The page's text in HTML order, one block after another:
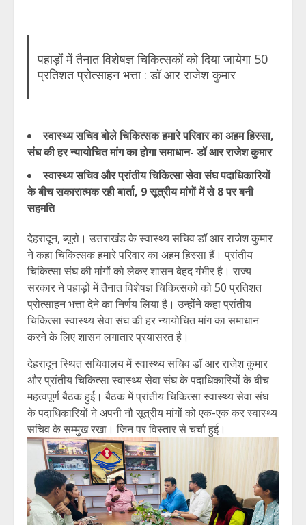
पहाड़ों में तैनात विशेषज्ञ चिकित्सकों को दिया जायेगा 50
प्रतिशत प्रोत्साहन भत्ता : डॉ आर राजेश कुमार
स्वास्थ्य सचिव बोले चिकित्सक हमारे परिवार का अहम हिस्सा,
संघ की हर न्यायोचित मांग का होगा समाधान- डॉ आर राजेश कुमार
स्वास्थ्य सचिव और प्रांतीय चिकित्सा सेवा संघ पदाधिकारियों
के बीच सकारात्मक रही बार्ता, 9 सूत्रीय मांगों में से 8 पर बनी
सहमति
देहरादून, ब्यूरो। उत्तराखंड के स्वास्थ्य सचिव डॉ आर राजेश कुमार
ने कहा चिकित्सक हमारे परिवार का अहम हिस्सा हैं। प्रांतीय
चिकित्सा संघ की मांगों को लेकर शासन बेहद गंभीर है। राज्य
सरकार ने पहाड़ों में तैनात विशेषज्ञ चिकित्सकों को 50 प्रतिशत
प्रोत्साहन भत्ता देने का निर्णय लिया है। उन्होंने कहा प्रांतीय
चिकित्सा स्वास्थ्य सेवा संघ की हर न्यायोचित मांग का समाधान
करने के लिए शासन लगातार प्रयासरत है।
देहरादून स्थित सचिवालय में स्वास्थ्य सचिव डॉ आर राजेश कुमार
और प्रांतीय चिकित्सा स्वास्थ्य सेवा संघ के पदाधिकारियों के बीच
महत्वपूर्ण बैठक हुई। बैठक में प्रांतीय चिकित्सा स्वास्थ्य सेवा संघ
के पदाधिकारियों ने अपनी नौ सूत्रीय मांगों को एक-एक कर स्वास्थ्य
सचिव के सम्मुख रखा। जिन पर विस्तार से चर्चा हुई।